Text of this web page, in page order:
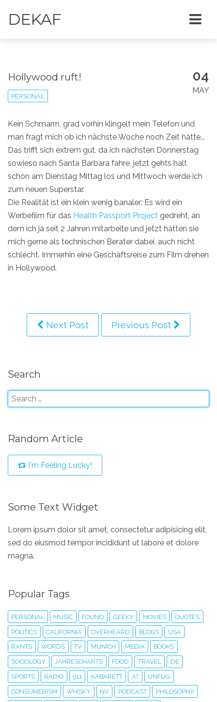
DEKAF
04
MAY
Hollywood ruft!
PERSONAL
Kein Schmarrn, grad vorhin klingelt mein Telefon und
man fragt mich ob ich nächste Woche noch Zeit hätte...
Das trifft sich extrem gut, da ich nächsten Donnerstag
sowieso nach Santa Barbara fahre, jetzt gehts halt
schon am Dienstag Mittag los und Mittwoch werde ich
zum neuen Superstar.
Die Realität ist ein klein wenig banaler: Es wird ein
Werbefilm für das Health Passport Project gedreht, an
dem ich ja seit 2 Jahren mitarbeite und jetzt hätten sie
mich gerne als technischen Berater dabei, auch nicht
schlecht. Immerhin eine Geschäftsreise zum Film drehen
in Hollywood.
Next Post Previous Post
Search
Random Article
I'm Feeling Lucky!
Some Text Widget
Lorem ipsum dolor sit amet, consectetur adipisicing elit,
sed do eiusmod tempor incididunt ut labore et dolore
magna.
Popular Tags
PERSONAL MUSIC FOUND GEEKY MOVIES QUOTES
POLITICS CALIFORNIA OVERHEARD BLOGS USA
RANTS WORDS TV MUNICH MEDIA BOOKS
SOCIOLOGY JAHRESCHARTS FOOD TRAVEL DE
SPORTS RADIO 911 KABARETT AT UNFUG
CONSUMERISM WHISKY NV PODCAST PHILOSOPHY